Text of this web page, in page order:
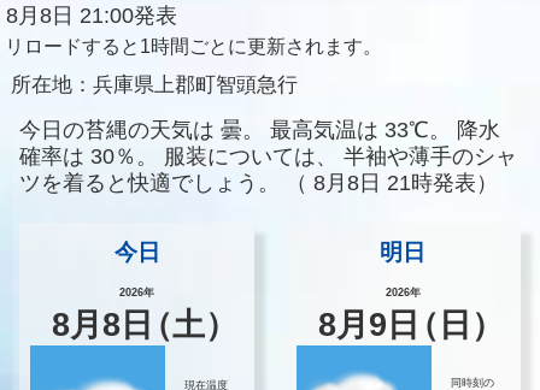
8月8日 21:00発表
リロードすると1時間ごとに更新されます。
所在地： 兵庫県上郡町智頭急行
今日の苔縄の天気は 曇。 最高気温は 33℃。
降水
確率は 30％。 服装については、
半袖や薄手のシャ
ツを着ると快適でしょう。
（ 8月8日 21時発表）
今日
2026年
8月8 日（土）
現在温度
明日
2026年
8月 9 日（日）
同時刻の